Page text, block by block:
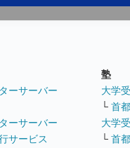
ーサーバー
ーサーバー
サービス
塾
大学
└ 首
大学
└ 首